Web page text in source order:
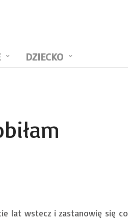
DZIECKO
lat wstecz i zastanowię się co